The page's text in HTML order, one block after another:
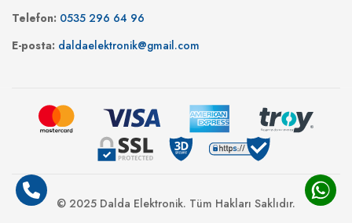
Telefon: 0535 296 64 96
E-posta: daldaelektronik@gmail.com
© 2025 Dalda Elektronik. Tüm Hakları Saklıdır.